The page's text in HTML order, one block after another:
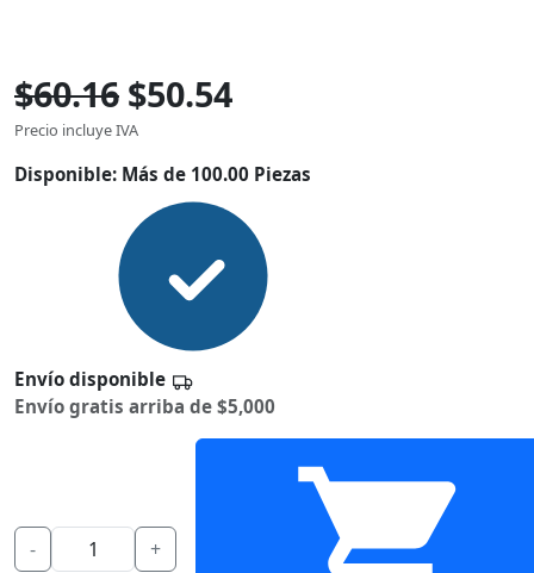
$60.16 $50.54
Precio incluye IVA
Disponible: Más de 100.00 Piezas
Envío disponible
Envío gratis arriba de $5,000
- +